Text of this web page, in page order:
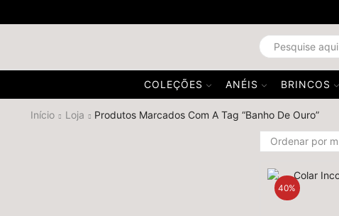
COLEÇÕES ANÉIS BRINCOS
Início Loja Produtos Marcados Com A Tag “Banho De Ouro”
40%